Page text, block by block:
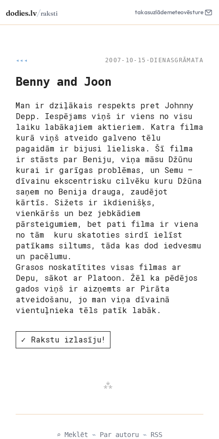
dodies.lv/raksti takasuzlādemeteovēsture
◂◂◂ 2007-10-15 · DIENASGRĀMATA
Benny and Joon
Man ir dziļākais respekts pret Johnny
Depp. Iespējams viņš ir viens no visu
laiku labākajiem aktieriem. Katra filma
kurā viņš atveido galveno tēlu
pagaidām ir bijusi lieliska. Šī filma
ir stāsts par Beniju, viņa māsu Džūnu
kurai ir garīgas problēmas, un Semu –
dīvainu ekscentrisku cilvēku kuru Džūna
saņem no Benija drauga, zaudējot
kārtīs. Sižets ir ikdienišķs,
vienkāršs un bez jebkādiem
pārsteigumiem, bet pati filma ir viena
no tām kuru skatoties sirdī ielīst
patīkams siltums, tāda kas dod iedvesmu
un pacēlumu.
Grasos noskatītites visas filmas ar
Depu, sākot ar Platoon. Žēl ka pēdējos
gados viņš ir aizņemts ar Pirāta
atveidošanu, jo man viņa dīvainā
vientuļnieka tēls patīk labāk.
✓ Rakstu izlasīju!
⌕ Meklēt ⌁ Par autoru ⌁ RSS